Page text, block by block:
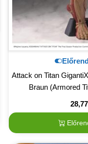
Attack on Titan
Braun (Armored